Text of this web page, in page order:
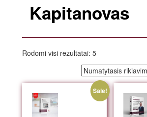
Kapitanovas
Rodomi visi rezultatai: 5
Sale!